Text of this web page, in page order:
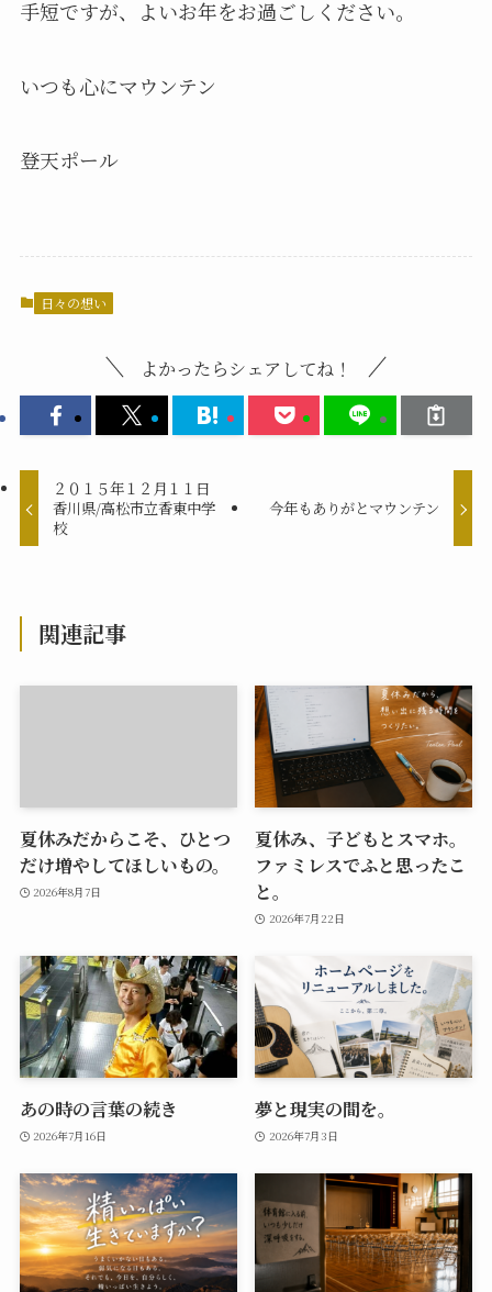
手短ですが、よいお年をお過ごしください。
いつも心にマウンテン
登天ポール
日々の想い
よかったらシェアしてね！
２０１５年１２月１１日
香川県/高松市立香東中学
校
今年もありがとマウンテン
関連記事
夏休みだからこそ、ひとつ
だけ増やしてほしいもの。
2026年8月7日
夏休み、子どもとスマホ。
ファミレスでふと思ったこ
と。
2026年7月22日
あの時の言葉の続き
2026年7月16日
夢と現実の間を。
2026年7月3日